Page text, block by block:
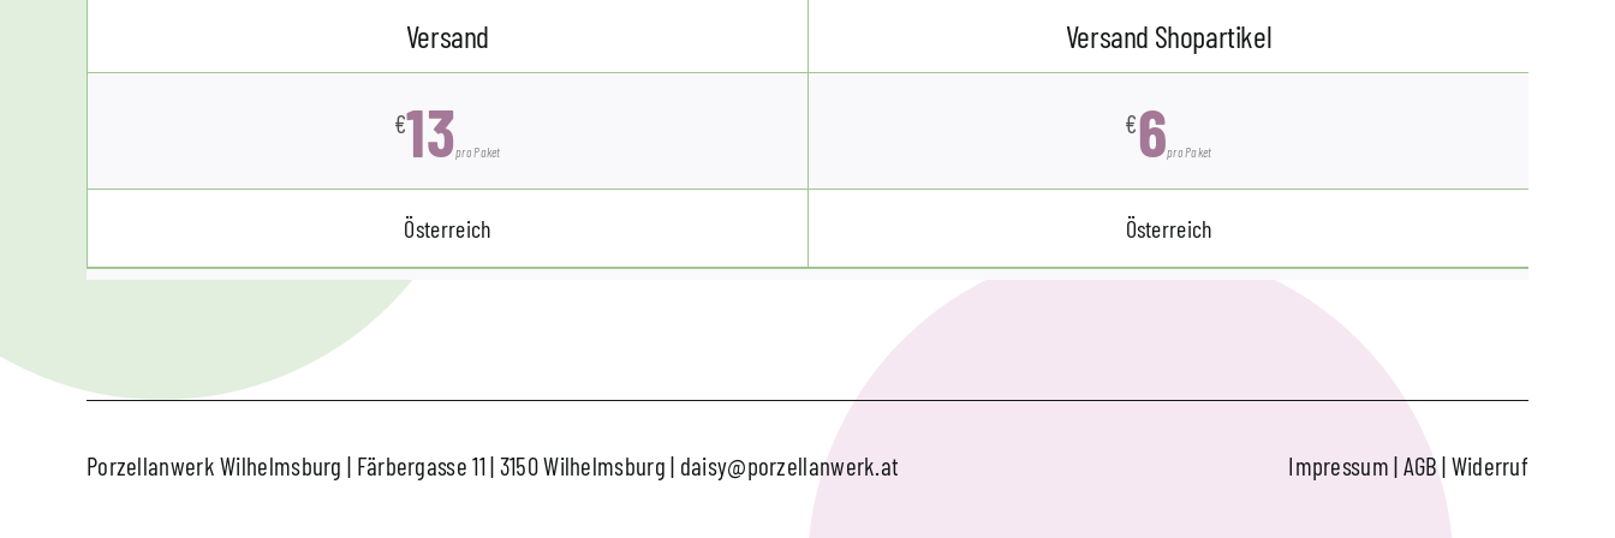
Versand
€13pro Paket
Österreich
Versand Shopartikel
€6pro Paket
Österreich
Porzellanwerk Wilhelmsburg | Färbergasse 11 | 3150 Wilhelmsburg | daisy@porzellanwerk.at Impressum | AGB | Widerruf